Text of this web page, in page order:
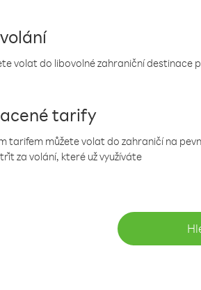
volat do libovolné zahraniční destinace
tarify
tarifem můžete volat do zahraničí na
za volání, které už využíváte